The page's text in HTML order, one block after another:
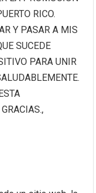
RICO.
Y PASAR A MIS
SUCEDE
PARA UNIR